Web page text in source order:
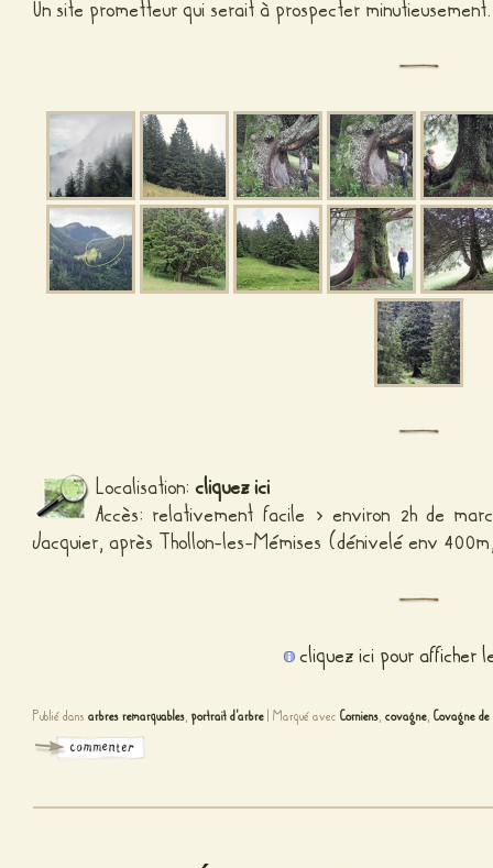
Un site prometteur qui serait à prospecter minutieusement.
Localisation:cliquez ici
Accès: relativement facile > environ 2h de
Jacquier, après Thollon-les-Mémises (dénivelé env
cliquez ici pour afficher
Publié dans arbres remarquables, portrait d'arbre Marqué avec Corniens, covagne, Covagne de